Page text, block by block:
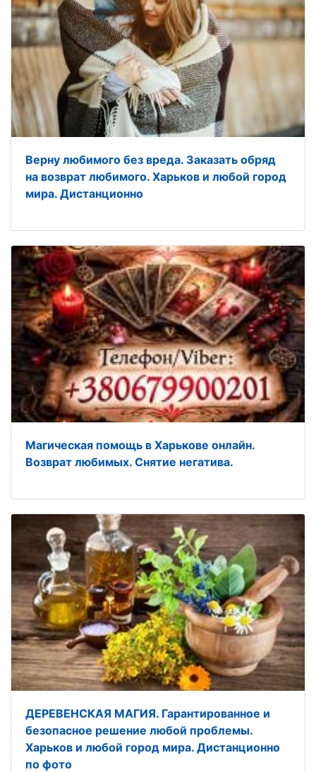
Верну любимого без вреда. Заказать обряд
на возврат любимого. Харьков и любой город
мира. Дистанционно
Магическая помощь в Харькове онлайн.
Возврат любимых. Снятие негатива.
ДЕРЕВЕНСКАЯ МАГИЯ. Гарантированное и
безопасное решение любой проблемы.
Харьков и любой город мира. Дистанционно
по фото